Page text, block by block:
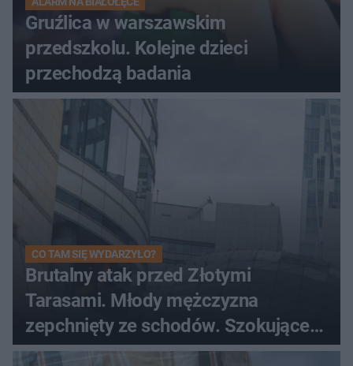
Gruźlica w warszawskim
przedszkolu. Kolejne dzieci
przechodzą badania
CO TAM SIĘ WYDARZYŁO?
Brutalny atak przed Złotymi
Tarasami. Młody mężczyzna
zepchnięty ze schodów. Szokujące
nagranie krąży po sieci